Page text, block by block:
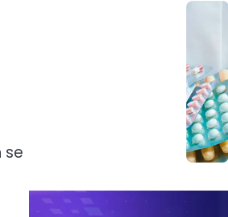
se